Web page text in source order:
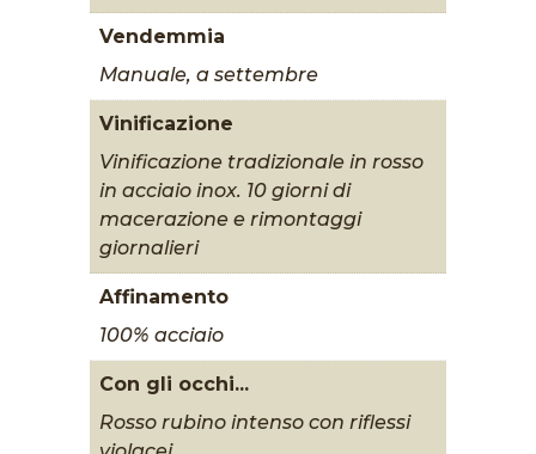
Vendemmia
Manuale, a settembre
Vinificazione
Vinificazione tradizionale in rosso
in acciaio inox. 10 giorni di
macerazione e rimontaggi
giornalieri
Affinamento
100% acciaio
Con gli occhi...
Rosso rubino intenso con riflessi